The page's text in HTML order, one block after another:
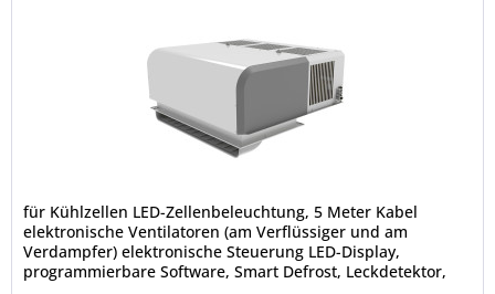
für Kühlzellen LED-Zellenbeleuchtung, 5 Meter Kabel
elektronische Ventilatoren (am Verflüssiger und am
Verdampfer) elektronische Steuerung LED-Display,
programmierbare Software, Smart Defrost, Leckdetektor,